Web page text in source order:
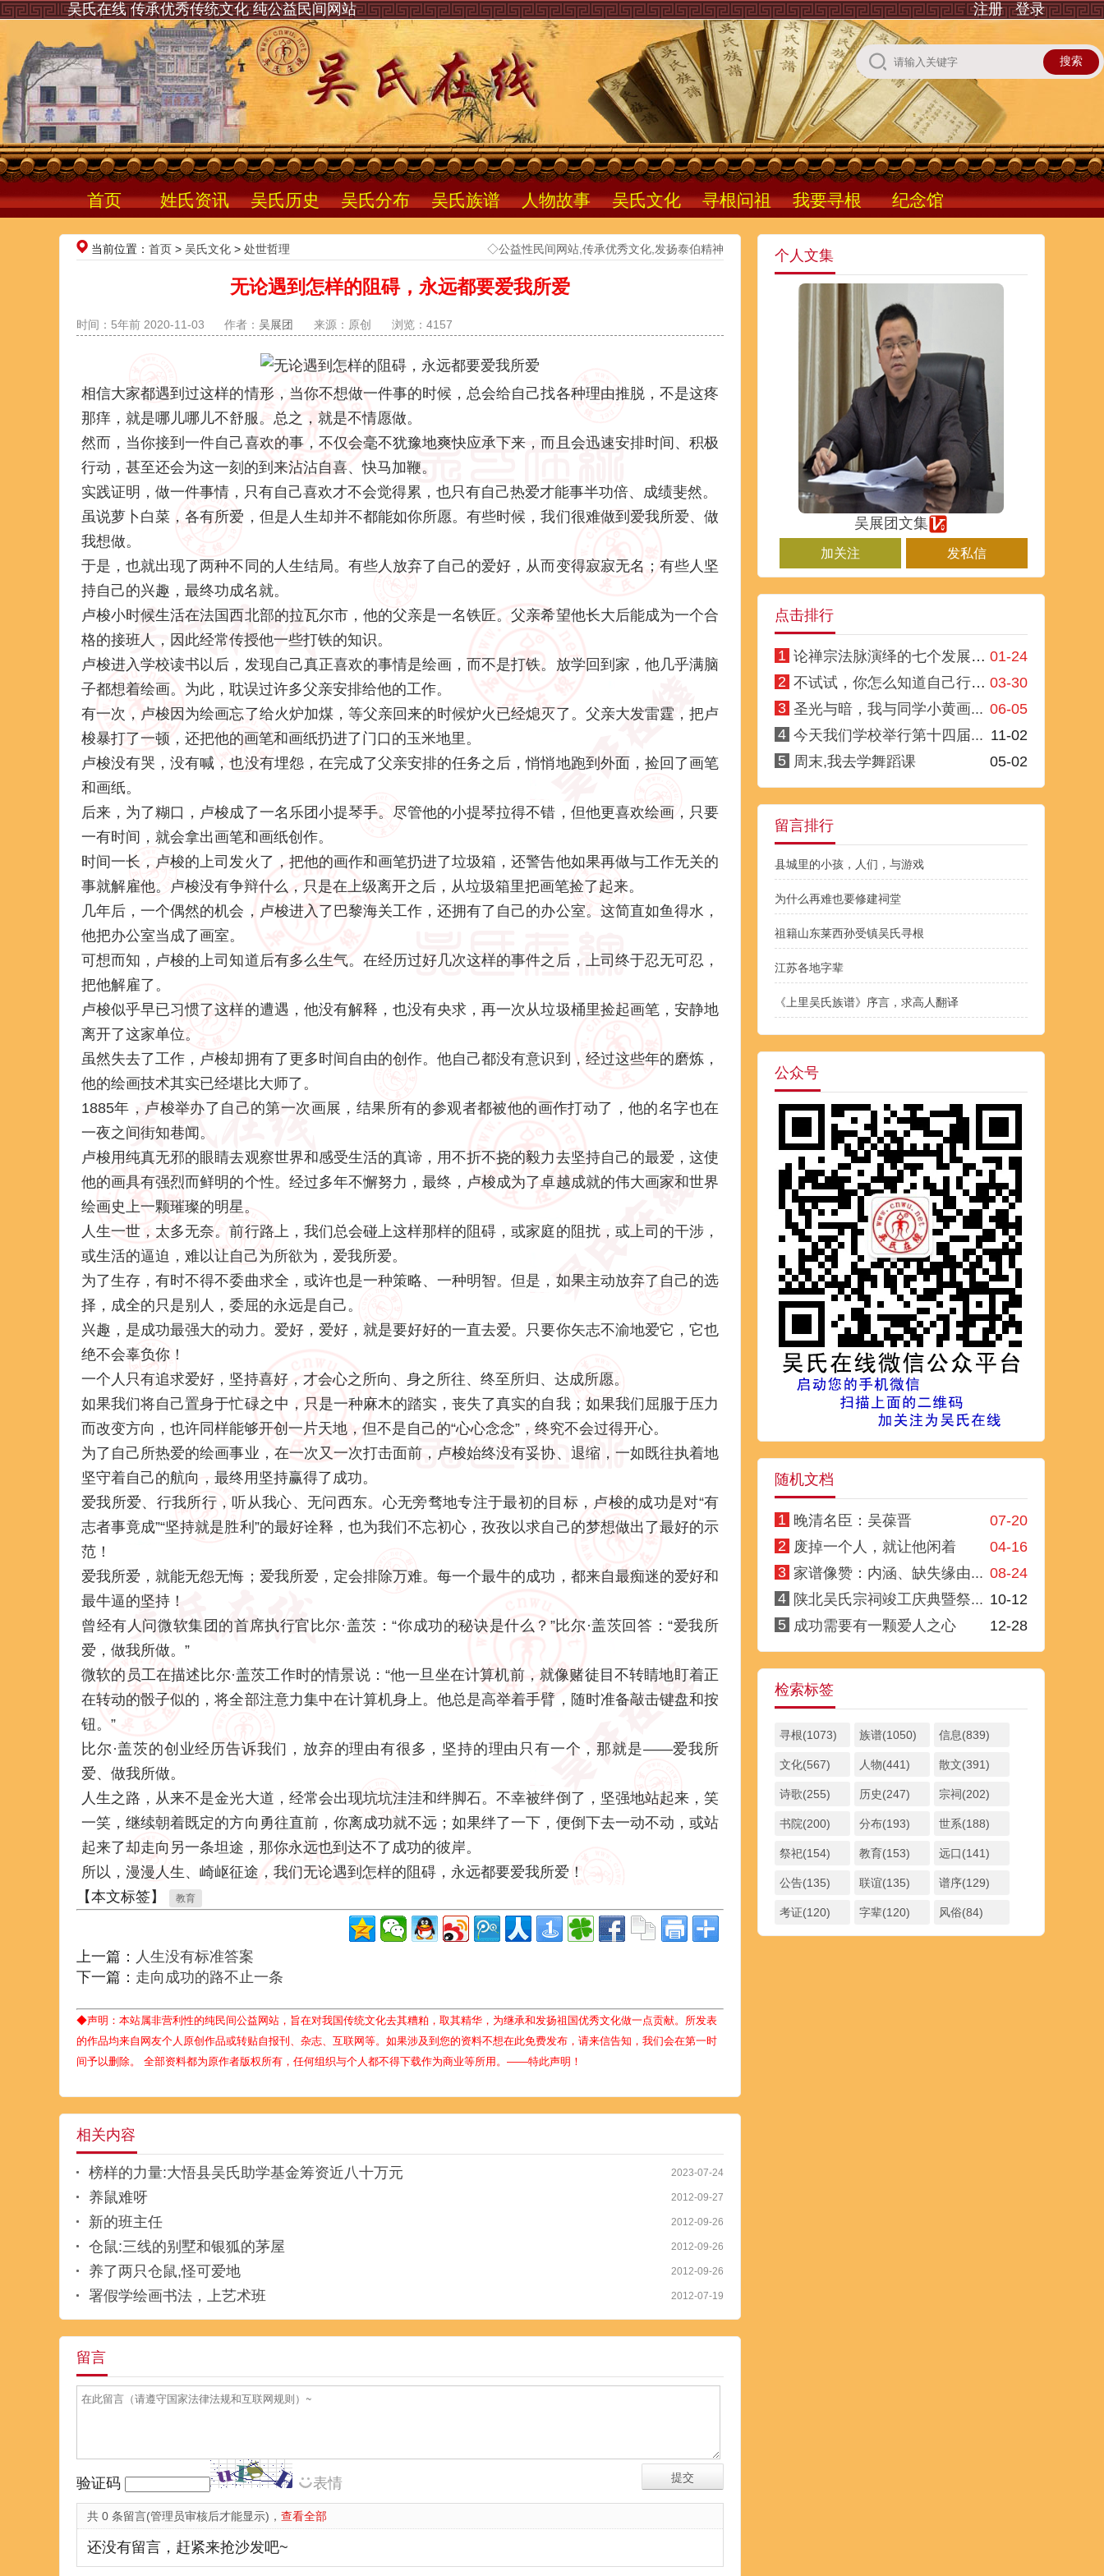
注册 登录
吴氏在线 传承优秀传统文化 纯公益民间网站
首页 姓氏资讯 吴氏历史 吴氏分布 吴氏族谱 人物故事 吴氏文化 寻根问祖 我要寻根 纪念馆
当前位置： 首页 > 吴氏文化 > 处世哲理 ◇公益性民间网站,传承优秀文化,发扬泰伯精神
无论遇到怎样的阻碍，永远都要爱我所爱
时间：5年前 2020-11-03 作者： 吴展团 来源：原创 浏览：4157
相信大家都遇到过这样的情形，当你不想做一件事的时候，总会给自己找各种理由推脱，不是这疼
那痒，就是哪儿哪儿不舒服。总之，就是不情愿做。
然而，当你接到一件自己喜欢的事，不仅会毫不犹豫地爽快应承下来，而且会迅速安排时间、积极
行动，甚至还会为这一刻的到来沾沾自喜、快马加鞭。
实践证明，做一件事情，只有自己喜欢才不会觉得累，也只有自己热爱才能事半功倍、成绩斐然。
虽说萝卜白菜，各有所爱，但是人生却并不都能如你所愿。有些时候，我们很难做到爱我所爱、做
我想做。
于是，也就出现了两种不同的人生结局。有些人放弃了自己的爱好，从而变得寂寂无名；有些人坚
持自己的兴趣，最终功成名就。
卢梭小时候生活在法国西北部的拉瓦尔市，他的父亲是一名铁匠。父亲希望他长大后能成为一个合
格的接班人，因此经常传授他一些打铁的知识。
卢梭进入学校读书以后，发现自己真正喜欢的事情是绘画，而不是打铁。放学回到家，他几乎满脑
子都想着绘画。为此，耽误过许多父亲安排给他的工作。
有一次，卢梭因为绘画忘了给火炉加煤，等父亲回来的时候炉火已经熄灭了。父亲大发雷霆，把卢
梭暴打了一顿，还把他的画笔和画纸扔进了门口的玉米地里。
卢梭没有哭，没有喊，也没有埋怨，在完成了父亲安排的任务之后，悄悄地跑到外面，捡回了画笔
和画纸。
后来，为了糊口，卢梭成了一名乐团小提琴手。尽管他的小提琴拉得不错，但他更喜欢绘画，只要
一有时间，就会拿出画笔和画纸创作。
时间一长，卢梭的上司发火了，把他的画作和画笔扔进了垃圾箱，还警告他如果再做与工作无关的
事就解雇他。卢梭没有争辩什么，只是在上级离开之后，从垃圾箱里把画笔捡了起来。
几年后，一个偶然的机会，卢梭进入了巴黎海关工作，还拥有了自己的办公室。这简直如鱼得水，
他把办公室当成了画室。
可想而知，卢梭的上司知道后有多么生气。在经历过好几次这样的事件之后，上司终于忍无可忍，
把他解雇了。
卢梭似乎早已习惯了这样的遭遇，他没有解释，也没有央求，再一次从垃圾桶里捡起画笔，安静地
离开了这家单位。
虽然失去了工作，卢梭却拥有了更多时间自由的创作。他自己都没有意识到，经过这些年的磨炼，
他的绘画技术其实已经堪比大师了。
1885年，卢梭举办了自己的第一次画展，结果所有的参观者都被他的画作打动了，他的名字也在
一夜之间街知巷闻。
卢梭用纯真无邪的眼睛去观察世界和感受生活的真谛，用不折不挠的毅力去坚持自己的最爱，这使
他的画具有强烈而鲜明的个性。经过多年不懈努力，最终，卢梭成为了卓越成就的伟大画家和世界
绘画史上一颗璀璨的明星。
人生一世，太多无奈。前行路上，我们总会碰上这样那样的阻碍，或家庭的阻扰，或上司的干涉，
或生活的逼迫，难以让自己为所欲为，爱我所爱。
为了生存，有时不得不委曲求全，或许也是一种策略、一种明智。但是，如果主动放弃了自己的选
择，成全的只是别人，委屈的永远是自己。
兴趣，是成功最强大的动力。爱好，爱好，就是要好好的一直去爱。只要你矢志不渝地爱它，它也
绝不会辜负你！
一个人只有追求爱好，坚持喜好，才会心之所向、身之所往、终至所归、达成所愿。
如果我们将自己置身于忙碌之中，只是一种麻木的踏实，丧失了真实的自我；如果我们屈服于压力
而改变方向，也许同样能够开创一片天地，但不是自己的“心心念念”，终究不会过得开心。
为了自己所热爱的绘画事业，在一次又一次打击面前，卢梭始终没有妥协、退缩，一如既往执着地
坚守着自己的航向，最终用坚持赢得了成功。
爱我所爱、行我所行，听从我心、无问西东。心无旁骛地专注于最初的目标，卢梭的成功是对“有
志者事竟成”“坚持就是胜利”的最好诠释，也为我们不忘初心，孜孜以求自己的梦想做出了最好的示
范！
爱我所爱，就能无怨无悔；爱我所爱，定会排除万难。每一个最牛的成功，都来自最痴迷的爱好和
最牛逼的坚持！
曾经有人问微软集团的首席执行官比尔·盖茨：“你成功的秘诀是什么？”比尔·盖茨回答：“爱我所
爱，做我所做。”
微软的员工在描述比尔·盖茨工作时的情景说：“他一旦坐在计算机前，就像赌徒目不转睛地盯着正
在转动的骰子似的，将全部注意力集中在计算机身上。他总是高举着手臂，随时准备敲击键盘和按
钮。”
比尔·盖茨的创业经历告诉我们，放弃的理由有很多，坚持的理由只有一个，那就是——爱我所
爱、做我所做。
人生之路，从来不是金光大道，经常会出现坑坑洼洼和绊脚石。不幸被绊倒了，坚强地站起来，笑
一笑，继续朝着既定的方向勇往直前，你离成功就不远；如果绊了一下，便倒下去一动不动，或站
起来了却走向另一条坦途，那你永远也到达不了成功的彼岸。
所以，漫漫人生、崎岖征途，我们无论遇到怎样的阻碍，永远都要爱我所爱！
【本文标签】
教育
上一篇： 人生没有标准答案
下一篇： 走向成功的路不止一条
◆声明：本站属非营利性的纯民间公益网站，旨在对我国传统文化去其糟粕，取其精华，为继承和发扬祖国优秀文化做一点贡献。所发表
的作品均来自网友个人原创作品或转贴自报刊、杂志、互联网等。如果涉及到您的资料不想在此免费发布，请来信告知，我们会在第一时
间予以删除。 全部资料都为原作者版权所有，任何组织与个人都不得下载作为商业等所用。——特此声明！
相关内容
2023-07-24
榜样的力量:大悟县吴氏助学基金筹资近八十万元
2012-09-27
养鼠难呀
2012-09-26
新的班主任
2012-09-26
仓鼠:三线的别墅和银狐的茅屋
2012-09-26
养了两只仓鼠,怪可爱地
2012-07-19
署假学绘画书法，上艺术班
留言
验证码 表情
共 0 条留言(管理员审核后才能显示)， 查看全部
还没有留言，赶紧来抢沙发吧~
个人文集
吴展团文集
加关注 发私信
点击排行
1 01-24
论禅宗法脉演绎的七个发展阶段
2
03-30
不试试，你怎么知道自己行不行
3
06-05
圣光与暗，我与同学小黄画...
4
11-02
今天我们学校举行第十四届...
5
05-02
周末,我去学舞蹈课
留言排行
县城里的小孩，人们，与游戏
为什么再难也要修建祠堂
祖籍山东莱西孙受镇吴氏寻根
江苏各地字辈
《上里吴氏族谱》序言，求高人翻译
公众号
随机文档
1 07-20
晚清名臣：吴葆晋
2
04-16
废掉一个人，就让他闲着
3
08-24
家谱像赞：内涵、缺失缘由...
4
10-12
陕北吴氏宗祠竣工庆典暨祭...
5
12-28
成功需要有一颗爱人之心
检索标签
寻根(1073) 族谱(1050) 信息(839)
文化(567) 人物(441) 散文(391)
诗歌(255) 历史(247) 宗祠(202)
书院(200) 分布(193) 世系(188)
祭祀(154) 教育(153) 远口(141)
公告(135) 联谊(135) 谱序(129)
考证(120) 字辈(120) 风俗(84)